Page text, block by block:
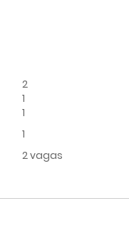
2
1
1
1
2 vagas